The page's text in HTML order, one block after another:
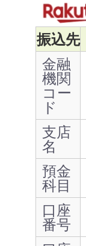
振込先
金融
機関
コー
ド
支店
名
預金
科目
口座
番号